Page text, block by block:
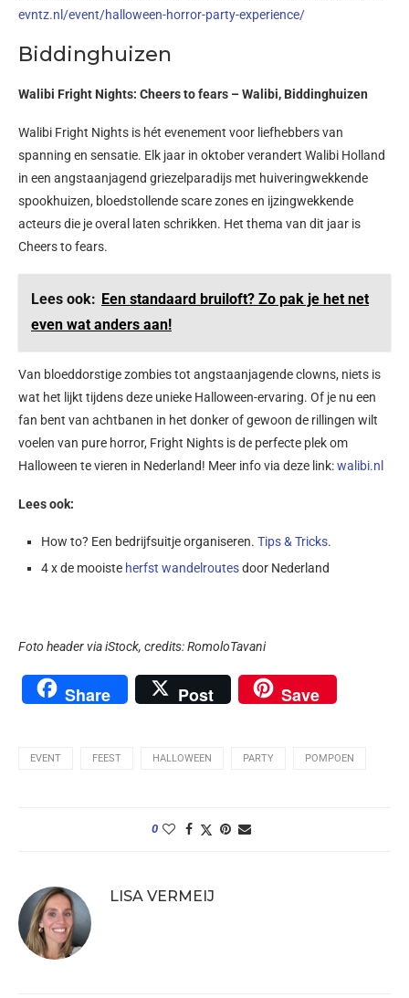
evntz.nl/event/halloween-horror-party-experience/
Biddinghuizen
Walibi Fright Nights: Cheers to fears – Walibi, Biddinghuizen
Walibi Fright Nights is hét evenement voor liefhebbers van
spanning en sensatie. Elk jaar in oktober verandert Walibi Holland
in een angstaanjagend griezelparadijs met huiveringwekkende
spookhuizen, bloedstollende scare zones en ijzingwekkende
acteurs die je overal laten schrikken. Het thema van dit jaar is
Cheers to fears.
Lees ook: Een standaard bruiloft? Zo pak je het net
even wat anders aan!
Van bloeddorstige zombies tot angstaanjagende clowns, niets is
wat het lijkt tijdens deze unieke Halloween-ervaring. Of je nu een
fan bent van achtbanen in het donker of gewoon de rillingen wilt
voelen van pure horror, Fright Nights is de perfecte plek om
Halloween te vieren in Nederland! Meer info via deze link:walibi.nl
Lees ook:
How to? Een bedrijfsuitje organiseren. Tips & Tricks.
4 x de mooiste herfst wandelroutesdoor Nederland
Foto header via iStock, credits:RomoloTavani
Share Post Save
EVENT FEEST HALLOWEEN PARTY POMPOEN
0
LISA VERMEIJ